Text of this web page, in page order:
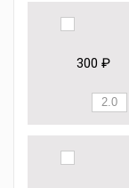
300 ₽